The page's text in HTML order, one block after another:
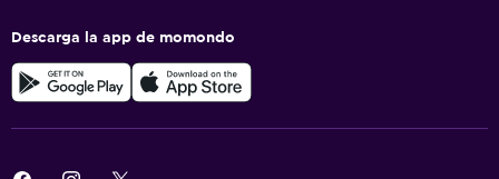
Descarga la app de momondo